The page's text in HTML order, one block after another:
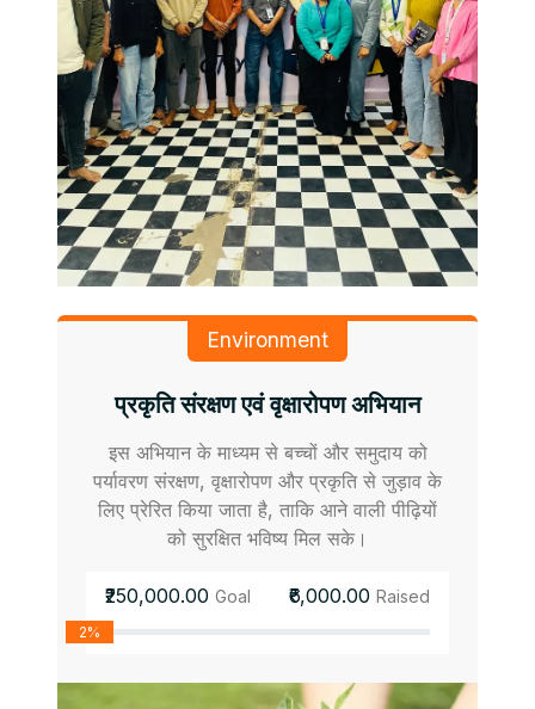
Environment
प्रकृति संरक्षण एवं वृक्षारोपण अभियान
इस अभियान के माध्यम से बच्चों और समुदाय को
पर्यावरण संरक्षण, वृक्षारोपण और प्रकृति से जुड़ाव के
लिए प्रेरित किया जाता है, ताकि आने वाली पीढ़ियों
को सुरक्षित भविष्य मिल सके।
₹250,000.00 Goal ₹6,000.00 Raised
2%